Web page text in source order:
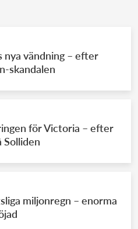
vändning – efter
skandalen
för Victoria – efter
Solliden
miljonregn – enorma